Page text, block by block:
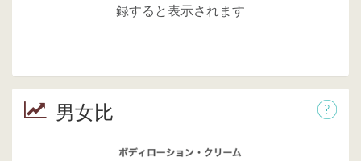
録すると表示されます
男女比